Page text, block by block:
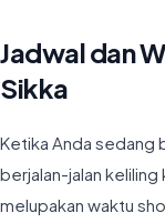
Jadwal dan
Sikka
Ketika Anda sedang
berjalan-jalan
melupakan waktu